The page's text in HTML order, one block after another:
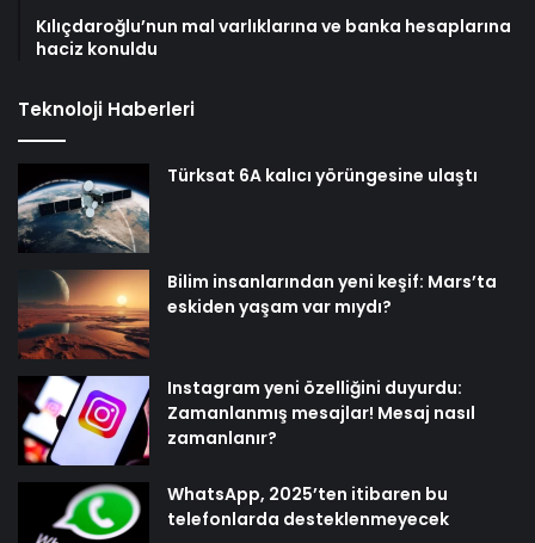
Kılıçdaroğlu’nun mal varlıklarına ve banka hesaplarına
haciz konuldu
Teknoloji Haberleri
Türksat 6A kalıcı yörüngesine ulaştı
Bilim insanlarından yeni keşif: Mars’ta
eskiden yaşam var mıydı?
Instagram yeni özelliğini duyurdu:
Zamanlanmış mesajlar! Mesaj nasıl
zamanlanır?
WhatsApp, 2025’ten itibaren bu
telefonlarda desteklenmeyecek